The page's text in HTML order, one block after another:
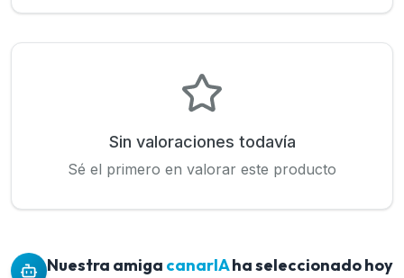
Sin valoraciones todavía
Sé el primero en valorar este producto
Nuestra amiga canarIAha seleccionado hoy